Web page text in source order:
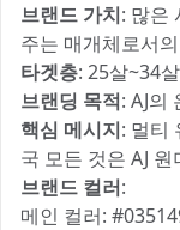
브랜드 가치: 많은
주는 매개체로서
타겟층: 25살~34살
브랜딩 목적: AJ의
핵심 메시지: 멀티
국 모든 것은 AJ
브랜드 컬러:
메인 컬러: